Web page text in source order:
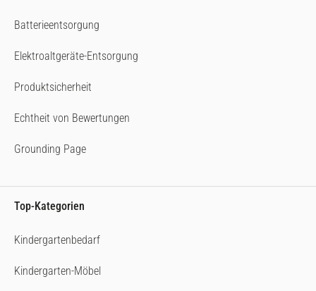
Batterieentsorgung
Elektroaltgeräte-Entsorgung
Produktsicherheit
Echtheit von Bewertungen
Grounding Page
Top-Kategorien
Kindergartenbedarf
Kindergarten-Möbel